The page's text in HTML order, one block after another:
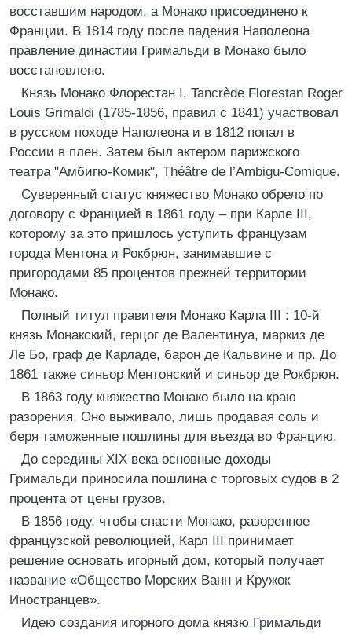
восставшим народом, а Монако присоединено к
Франции. В 1814 году после падения Наполеона
правление династии Гримальди в Монако было
восстановлено.
Князь Монако Флорестан I, Tancrède Florestan Roger
Louis Grimaldi (1785-1856, правил с 1841) участвовал
в русском походе Наполеона и в 1812 попал в
России в плен. Затем был актером парижского
театра "Амбигю-Комик", Théâtre de l’Ambigu-Comique.
Суверенный статус княжество Монако обрело по
договору с Францией в 1861 году – при Карле III,
которому за это пришлось уступить французам
города Ментона и Рокбрюн, занимавшие с
пригородами 85 процентов прежней территории
Монако.
Полный титул правителя Монако Карла III : 10-й
князь Монакский, герцог де Валентинуа, маркиз де
Ле Бо, граф де Карладе, барон де Кальвине и пр. До
1861 также синьор Ментонский и синьор де Рокбрюн.
В 1863 году княжество Монако было на краю
разорения. Оно выживало, лишь продавая соль и
беря таможенные пошлины для въезда во Францию.
До середины XIX века основные доходы
Гримальди приносила пошлина с торговых судов в 2
процента от цены грузов.
В 1856 году, чтобы спасти Монако, разоренное
французской революцией, Карл III принимает
решение основать игорный дом, который получает
название «Общество Морских Ванн и Кружок
Иностранцев».
Идею создания игорного дома князю Гримальди